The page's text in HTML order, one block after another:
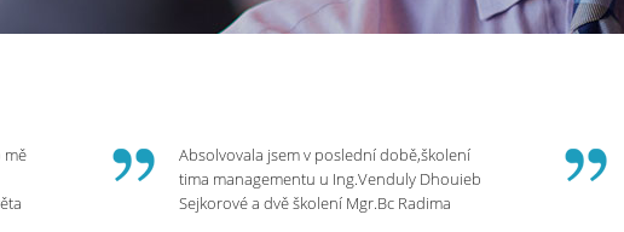
mě
Absolvovala jsem v poslední době,školení
tima managementu u Ing.Venduly Dhouieb
Sejkorové a dvě školení Mgr.Bc Radima